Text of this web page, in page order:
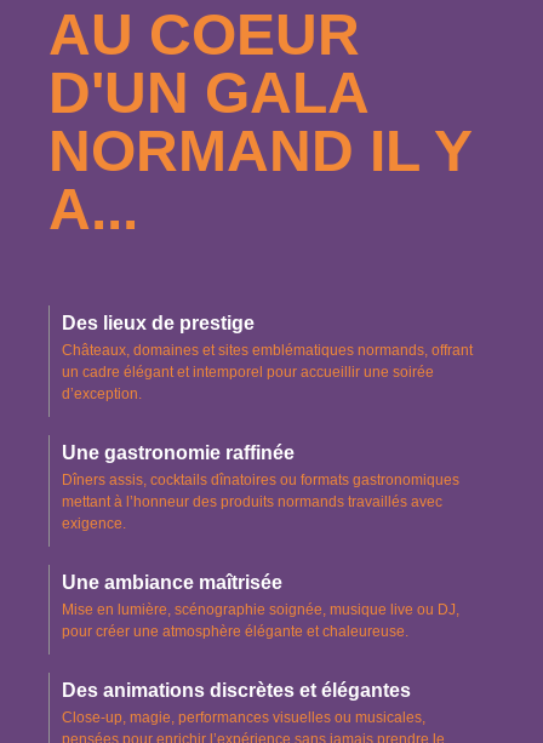
AU COEUR
D'UN GALA
NORMAND IL Y
A...
Des lieux de prestige
Châteaux, domaines et sites emblématiques normands, offrant
un cadre élégant et intemporel pour accueillir une soirée
d’exception.
Une gastronomie raffinée
Dîners assis, cocktails dînatoires ou formats gastronomiques
mettant à l’honneur des produits normands travaillés avec
exigence.
Une ambiance maîtrisée
Mise en lumière, scénographie soignée, musique live ou DJ,
pour créer une atmosphère élégante et chaleureuse.
Des animations discrètes et élégantes
Close-up, magie, performances visuelles ou musicales,
pensées pour enrichir l’expérience sans jamais prendre le